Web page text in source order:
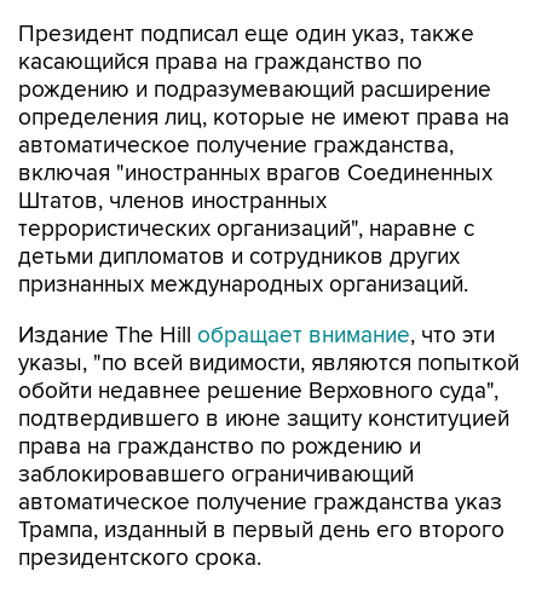
Президент подписал еще один указ, также
касающийся права на гражданство по
рождению и подразумевающий расширение
определения лиц, которые не имеют права на
автоматическое получение гражданства,
включая "иностранных врагов Соединенных
Штатов, членов иностранных
террористических организаций", наравне с
детьми дипломатов и сотрудников других
признанных международных организаций.
Издание The Hill обращает внимание, что эти
указы, "по всей видимости, являются попыткой
обойти недавнее решение Верховного суда",
подтвердившего в июне защиту конституцией
права на гражданство по рождению и
заблокировавшего ограничивающий
автоматическое получение гражданства указ
Трампа, изданный в первый день его второго
президентского срока.